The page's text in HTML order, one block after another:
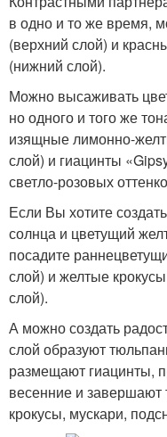
в одно и то же время,
(верхний слой) и
(нижний слой).
Можно высаживать
но одного и того же
изящные лимонно-
слой) и гиацинты
светло-розовых
Если Вы хотите
солнца и цветущий
посадите
слой) и желтые
слой).
А можно создать
слой образуют
размещают гиацинты,
весенние и завершают
крокусы, мускари,